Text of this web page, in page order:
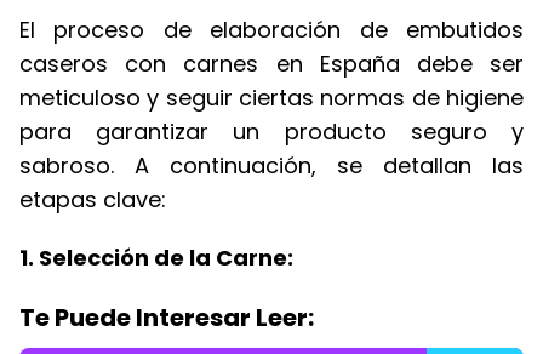
El proceso de elaboración de embutidos
caseros con carnes en España debe ser
meticuloso y seguir ciertas normas de higiene
para garantizar un producto seguro y
sabroso. A continuación, se detallan las
etapas clave:
1. Selección de la Carne:
Te Puede Interesar Leer: